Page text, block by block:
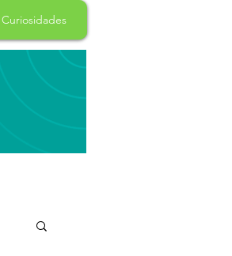
Curiosidades